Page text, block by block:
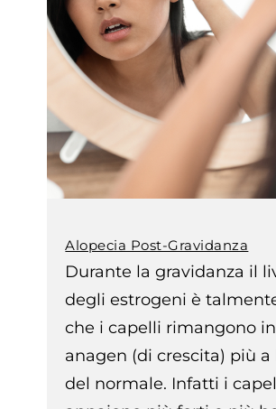
Alopecia Post-Gravidanza
Durante la gravidanza il
degli estrogeni è
che i capelli rimangono
anagen (di crescita) più
del normale. Infatti i